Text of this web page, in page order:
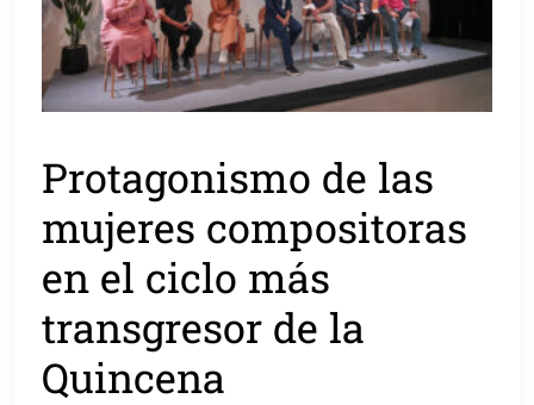
Protagonismo de las
mujeres compositoras
en el ciclo más
transgresor de la
Quincena